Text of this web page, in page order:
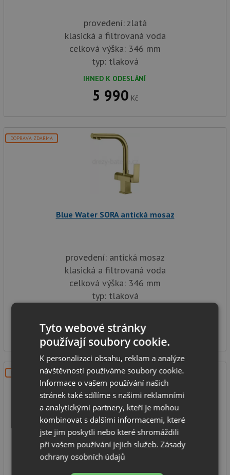
provedení: zlatá
klasická a filtrovaná voda
celková výška: 346 mm
typ: tlaková
IHNED K ODESLÁNÍ
5 990 Kč
DOPRAVA ZDARMA
Blue Water SORA antická mosaz
provedení: antická mosaz
klasická a filtrovaná voda
celková výška: 346 mm
typ: tlaková
5 990 Kč
DOPRAVA ZDARMA
Blue Water TIVOLI antická mosaz
Tyto webové stránky
používají soubory cookie.
K personalizaci obsahu, reklam a analýze
návštěvnosti používáme soubory cookie.
Informace o vašem používání našich
stránek také sdílíme s našimi reklamními
a analytickými partnery, kteří je mohou
kombinovat s dalšími informacemi, které
jste jim poskytli nebo které shromáždili
při vašem používání jejich služeb.Zásady
ochrany osobních údajů